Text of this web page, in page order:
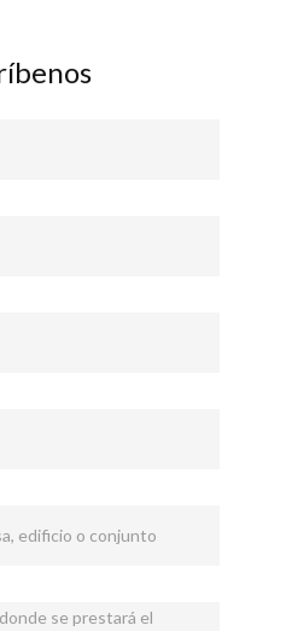
edificio o conjunto
se prestará el